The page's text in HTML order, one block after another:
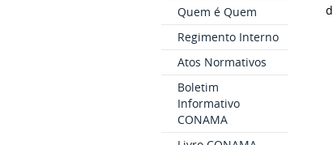
Quem é Quem
Regimento Interno
Atos Normativos
Boletim
Informativo
CONAMA